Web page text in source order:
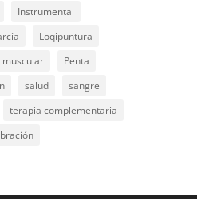
Instrumental
Loqipuntura
muscular
Penta
salud
sangre
terapia complementaria